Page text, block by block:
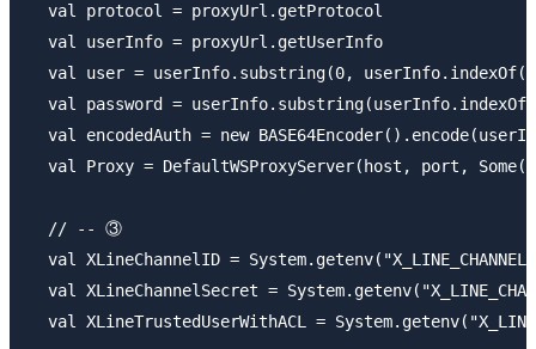
  val protocol = proxyUrl.getProtocol
  val userInfo = proxyUrl.getUserInfo
val user = userInfo.substring(0,
val password =
val encodedAuth = new
val Proxy = DefaultWSProxyServer(host, port,
  // -- ③
val XLineChannelID =
val XLineChannelSecret =
val XLineTrustedUserWithACL =